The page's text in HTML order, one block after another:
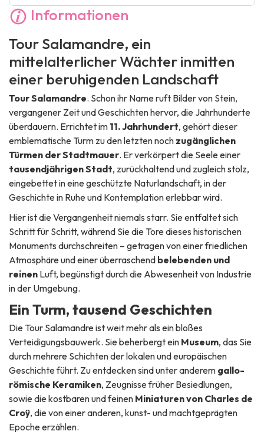
Informationen
Tour Salamandre, ein
mittelalterlicher Wächter inmitten
einer beruhigenden Landschaft
Tour Salamandre. Schon ihr Name ruft Bilder von Stein,
vergangener Zeit und Geschichten hervor, die Jahrhunderte
überdauern. Errichtet im 11. Jahrhundert, gehört dieser
emblematische Turm zu den letzten noch zugänglichen
Türmen der Stadtmauer. Er verkörpert die Seele einer
tausendjährigen Stadt, zurückhaltend und zugleich stolz,
eingebettet in eine geschützte Naturlandschaft, in der
Geschichte in Ruhe und Kontemplation erlebbar wird.
Hier ist die Vergangenheit niemals starr. Sie entfaltet sich
Schritt für Schritt, während Sie die Tore dieses historischen
Monuments durchschreiten – getragen von einer friedlichen
Atmosphäre und einer überraschend belebenden und
reinen Luft, begünstigt durch die Abwesenheit von Industrie
in der Umgebung.
Ein Turm, tausend Geschichten
Die Tour Salamandre ist weit mehr als ein bloßes
Verteidigungsbauwerk. Sie beherbergt ein Museum, das Sie
durch mehrere Schichten der lokalen und europäischen
Geschichte führt. Zu entdecken sind unter anderem gallo-
römische Keramiken, Zeugnisse früher Besiedlungen,
sowie die kostbaren und feinen Miniaturen von Charles de
Croÿ, die von einer anderen, kunst- und machtgeprägten
Epoche erzählen.